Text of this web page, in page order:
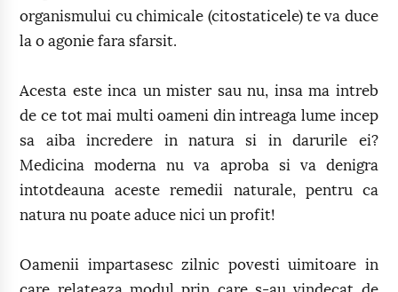
organismului cu chimicale (citostaticele) te va duce
la o agonie fara sfarsit.
Acesta este inca un mister sau nu, insa ma intreb
de ce tot mai multi oameni din intreaga lume incep
sa aiba incredere in natura si in darurile ei?
Medicina moderna nu va aproba si va denigra
intotdeauna aceste remedii naturale, pentru ca
natura nu poate aduce nici un profit!
Oamenii impartasesc zilnic povesti uimitoare in